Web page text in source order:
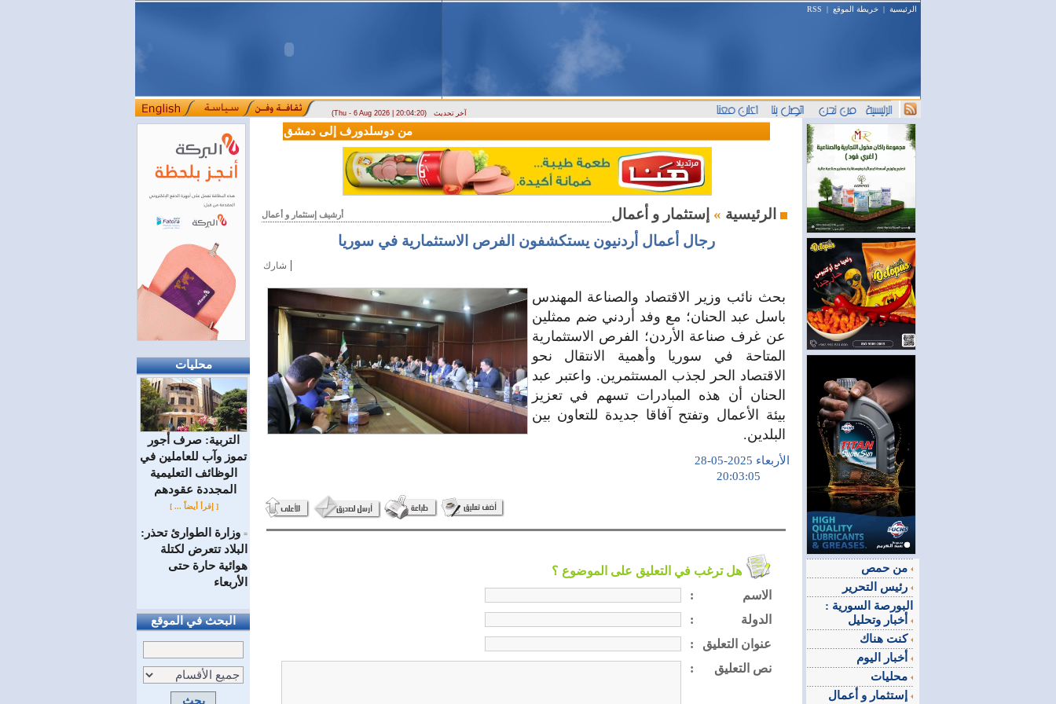
الرئيسية | خريطة الموقع |
RSS
(Thu - 6 Aug 2026 | 20:04:20) آخر تحديث
محليات
التربية: صرف أجور
تموز وآب للعاملين في
الوظائف ‏التعليمية
المجددة عقودهم ‏
[ إقرأ أيضاً ... ]
= وزارة الطوارئ تحذر:
البلاد تتعرض لكتلة
هوائية حارة حتى
الأربعاء
البحث في الموقع
وصول أول رحلة لشركة LEAV Aviation من دوسلدورف إلى دمشق:::: المصرف التجاري السوري يمدّد ساعات العمل حتى
أرشيف إستثمار و أعمال الرئيسية »
رجال أعمال أردنيون يستكشفون الفرص الاستثمارية في سوريا
شارك |
بحث نائب وزير الاقتصاد والصناعة المهندس
باسل عبد الحنان؛ مع وفد أردني ضم ممثلين
عن غرف صناعة الأردن؛ الفرص الاستثمارية
المتاحة في سوريا وأهمية الانتقال نحو
الاقتصاد الحر لجذب المستثمرين. واعتبر عبد
الحنان أن هذه المبادرات تسهم في تعزيز
بيئة الأعمال وتفتح آفاقا جديدة للتعاون بين
البلدين.
الأربعاء 2025-05-28
هل ترغب في التعليق على الموضوع ؟
:
الاسم
:
الدولة
:
عنوان التعليق
:
نص التعليق
البورصة السورية :
كنت هناك